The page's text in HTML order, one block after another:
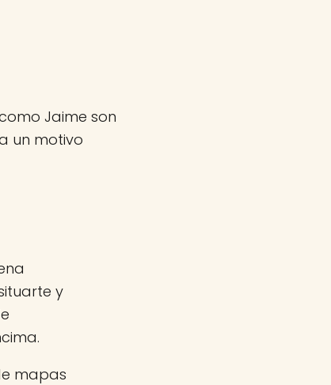
Jaime son
un motivo
y
mapas